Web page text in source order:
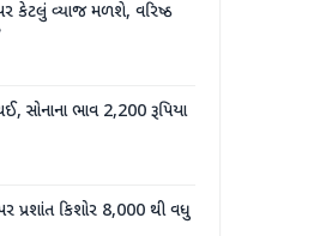
કેટલું વ્યાજ મળશે, વરિષ્ઠ
સોનાના ભાવ 2,200 રૂપિયા
પ્રશાંત કિશોર 8,000 થી વધુ